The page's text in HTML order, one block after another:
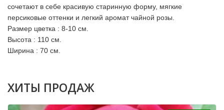
сочетают в себе красивую старинную форму, мягкие
персиковые оттенки и легкий аромат чайной розы.
Размер цветка : 8-10 см.
Высота : 110 см.
Ширина : 70 см.
ХИТЫ ПРОДАЖ